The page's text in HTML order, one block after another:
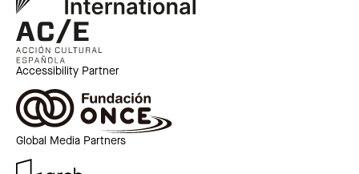
Accessibility Partner
Global Media Partners